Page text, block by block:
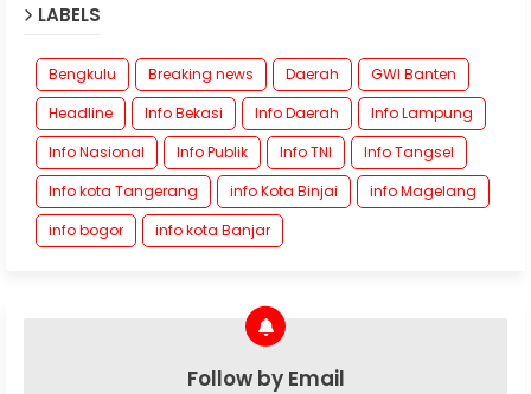
LABELS
Bengkulu Breaking news Daerah
GWI Banten
Headline
Info Bekasi Info Daerah
Info Lampung
Info Nasional
Info Publik Info TNI
Info Tangsel
Info kota Tangerang
info Kota Binjai
info Magelang
info bogor
info kota Banjar
Follow by Email